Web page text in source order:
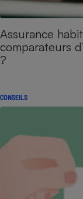
Assurance
comparateurs
?
CONSEILS